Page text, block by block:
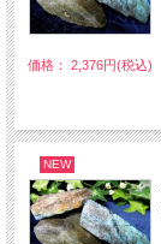
価格： 2,376円(税込)
NEW